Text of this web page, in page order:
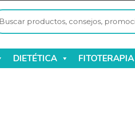
DIETÉTICA FITOTERAPIA